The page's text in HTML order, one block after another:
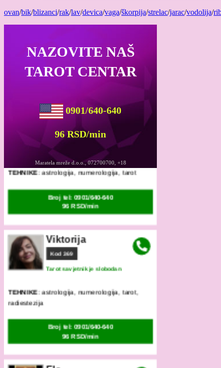
ovan/bik/blizanci/rak/lav/devica/vaga/škorpija/strelac/jarac/vodolija/